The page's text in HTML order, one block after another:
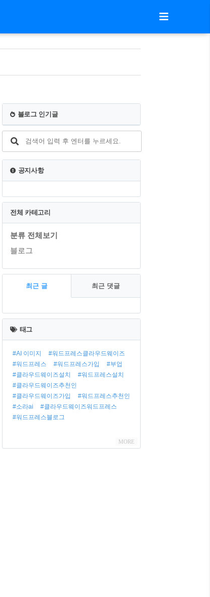
블로그 인기글
공지사항
전체 카테고리
분류 전체보기
블로그
최근 글 최근 댓글
태그
#AI 이미지
#워드프레스클라우드웨이즈
#워드프레스
#워드프레스가입
#부업
#클라우드웨이즈설치
#워드프레스설치
#클라우드웨이즈추천인
#클라우드웨이즈가입
#워드프레스추천인
#소라ai
#클라우드웨이즈워드프레스
#워드프레스블로그
MORE